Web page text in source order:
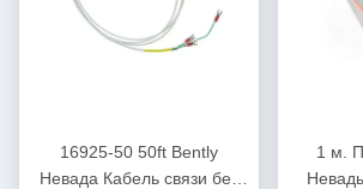
16925-50 50ft Bently
Невада Кабель связи без
1 м.